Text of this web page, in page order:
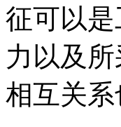
征可以
力以及
相互关系